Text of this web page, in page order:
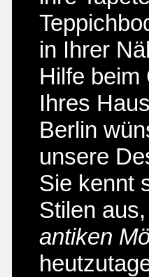
in Ihrer
Hilfe beim
Ihres
Berlin
unsere
Sie kennt
Stilen
antiken